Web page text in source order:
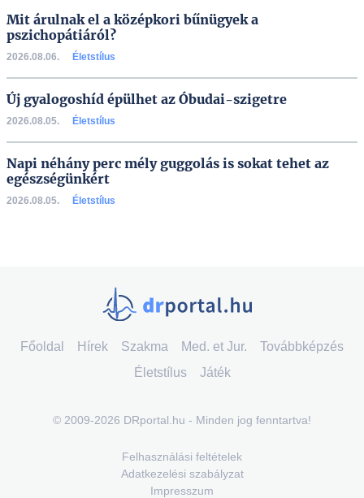
Mit árulnak el a középkori bűnügyek a
pszichopátiáról?
2026.08.06. Életstílus
Új gyalogoshíd épülhet az Óbudai-szigetre
2026.08.05. Életstílus
Napi néhány perc mély guggolás is sokat tehet az
egészségünkért
2026.08.05. Életstílus
Főoldal Hírek Szakma Med. et Jur.
Továbbképzés
Életstílus
Játék
© 2009-2026 DRportal.hu - Minden jog fenntartva!
Felhasználási feltételek
Adatkezelési szabályzat
Impresszum